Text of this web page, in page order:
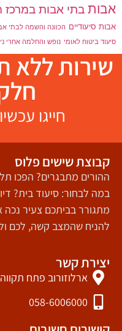
אבות בתי אבות במרכז
אבות סיעודיים הכוונה והשמה לבתי
סיעוד ביטוח לאומי נופש והחלמה אחרי
חייגו עכשיו
קבוצת שישים פלוס
ההורים מתבגרים? הפכו
במה לבחור: סיעוד בית?
מתגורר בביתכם צעיר נכה
להניח שהמצב קשה, לכם
יצירת קשר
ארלוזורוב פתח תקווה
058-6006000